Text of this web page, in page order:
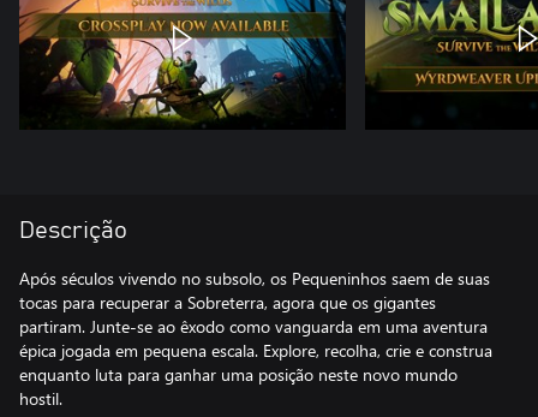
Descrição
Após séculos vivendo no subsolo, os Pequeninhos saem de suas
tocas para recuperar a Sobreterra, agora que os gigantes
partiram. Junte-se ao êxodo como vanguarda em uma aventura
épica jogada em pequena escala. Explore, recolha, crie e construa
enquanto luta para ganhar uma posição neste novo mundo
hostil.